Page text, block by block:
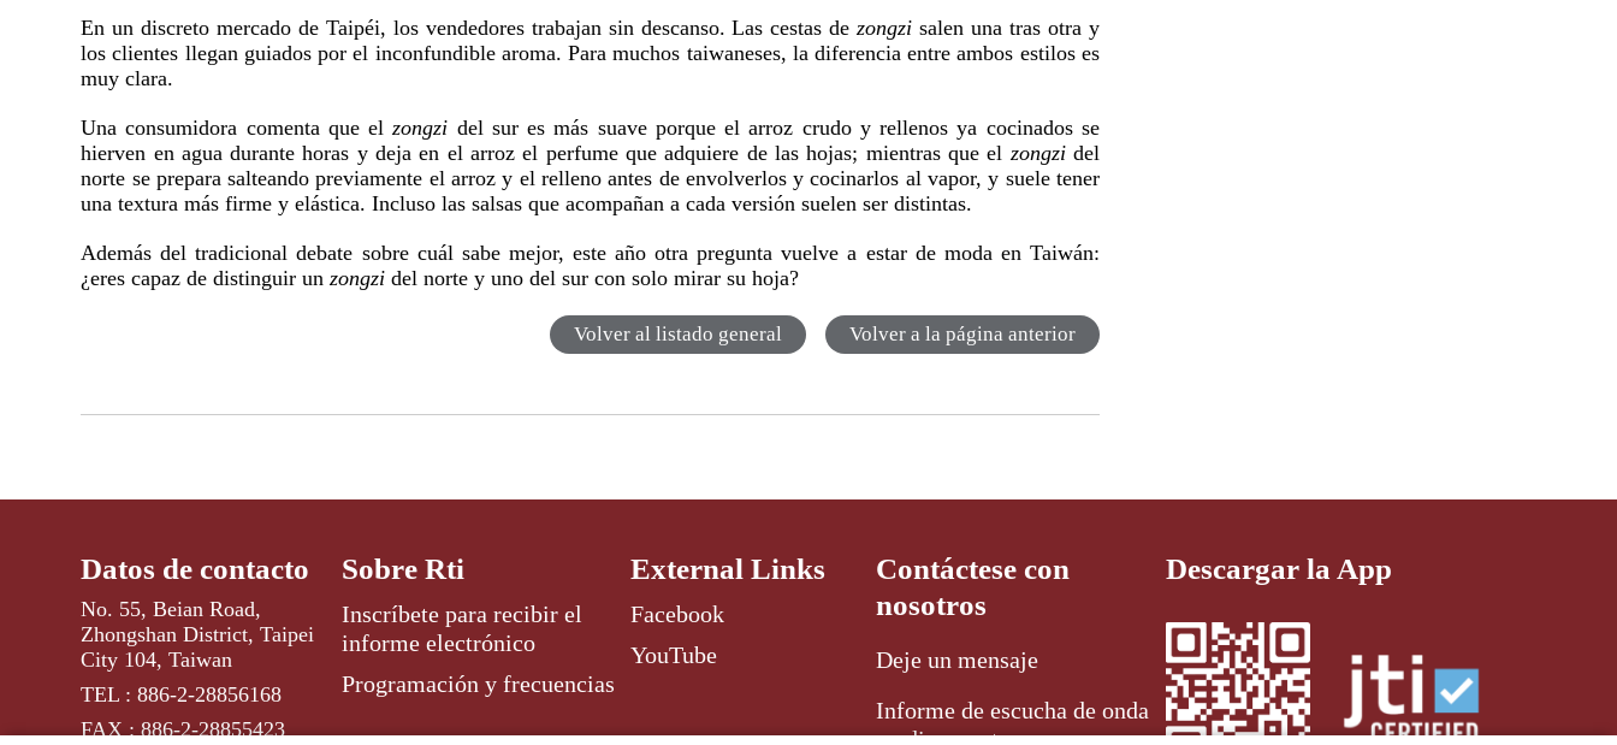
En un discreto mercado de Taipéi, los vendedores trabajan sin descanso. Las cestas dezongzi salen una tras otra y
los clientes llegan guiados por el inconfundible aroma. Para muchos taiwaneses, la diferencia entre ambos estilos es
muy clara.
Una consumidora comenta que elzongzi del sur es más suave porque el arroz crudo y rellenos ya cocinados se
hierven en agua durante horas y deja en el arroz el perfume que adquiere de las hojas; mientras que el zongzidel
norte se prepara salteando previamente el arroz y el relleno antes de envolverlos y cocinarlos al vapor, y suele tener
una textura más firme y elástica. Incluso las salsas que acompañan a cada versión suelen ser distintas.
Además del tradicional debate sobre cuál sabe mejor, este año otra pregunta vuelve a estar de moda en Taiwán:
¿eres capaz de distinguir unzongzi del norte y uno del sur con solo mirar su hoja?
Volver al listado general Volver a la página anterior
Datos de contacto
No. 55, Beian Road,
Zhongshan District, Taipei
City 104, Taiwan
TEL : 886-2-28856168
FAX : 886-2-28855423
Sobre Rti
Inscríbete para recibir el
informe electrónico
Programación y frecuencias
External Links
Facebook
YouTube
Contáctese con
nosotros
Deje un mensaje
Informe de escucha de onda
media y corta
Descargar la App